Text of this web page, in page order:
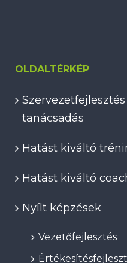
OLDALTÉRKÉP
tanácsadás
Hatást kiváltó
Hatást kiváltó
Nyílt képzések
Vezetőfejlesztés